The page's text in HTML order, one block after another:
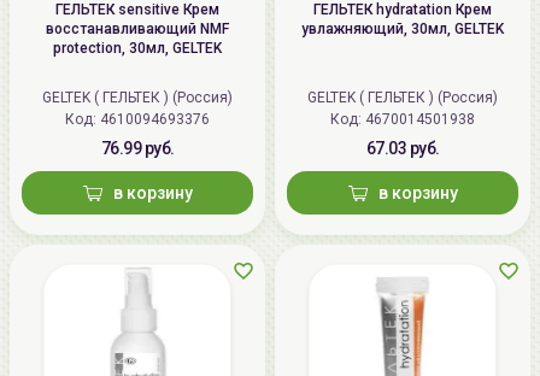
ГЕЛЬТЕК sensitive Крем
восстанавливающий NMF
protection, 30мл, GELTEK
GELTEK ( ГЕЛЬТЕК ) (Россия)
Код: 4610094693376
76.99 руб.
в корзину
ГЕЛЬТЕК hydratation Крем
увлажняющий, 30мл, GELTEK
GELTEK ( ГЕЛЬТЕК ) (Россия)
Код: 4670014501938
67.03 руб.
в корзину